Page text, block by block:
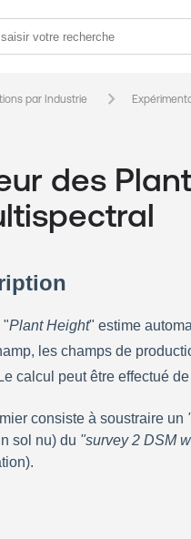
par Industrie keyboard_arrow_right
des
"Plant Height" estime
les champs de
calcul peut être effectué
consiste à soustraire un
sol nu) du "survey 2 DSM